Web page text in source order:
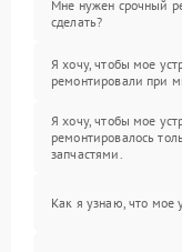
Мне нужен срочный
сделать?
Я хочу, чтобы мое
ремонтировали при
Я хочу, чтобы мое
ремонтировалось
запчастями.
Как я узнаю, что мое